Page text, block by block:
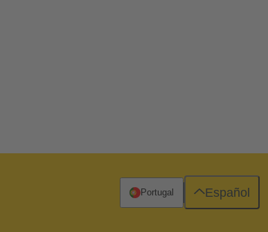
Portugal Español